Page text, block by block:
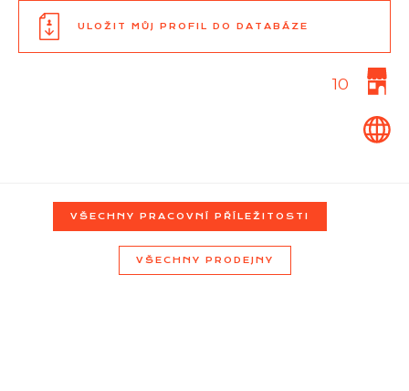
Seznam NC
Informace
ULOŽIT MŮJ PROFIL DO DATABÁZE
10
VŠECHNY PRACOVNÍ PŘÍLEŽITOSTI
VŠECHNY PRODEJNY